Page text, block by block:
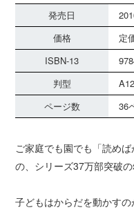
発売日
価格
定
ISBN-13
判型
ページ数
36
ご家庭でも園でも「読め
の、シリーズ37万部突破の
子どもはからだを動かすの